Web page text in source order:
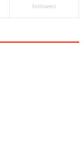
Followers